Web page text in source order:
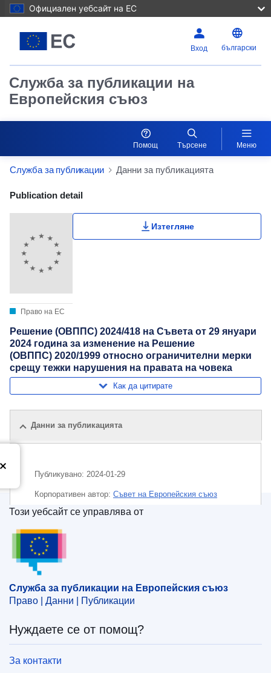
Официален уебсайт на ЕС
Вход български
Служба за публикации на
Европейския съюз
Помощ Търсене Меню
Служба за публикации Данни за публикацията
Publication Detail Actions Portlet
Publication detail
Право на ЕС
Изтегляне
Решение (ОВППС) 2024/418 на Съвета от 29 януари
2024 година за изменение на Решение
(ОВППС) 2020/1999 относно ограничителни мерки
срещу тежки нарушения на правата на човека
Как да цитирате
Данни за публикацията
Публикувано: 2024-01-29
Корпоративен aвтор: Съвет на Европейския съюз
,рестриктивна мярка, наложена от ЕС
лице
CELEX : 32024D0418
ELI :dec/2024/418/oj
IMMC : ST 17044 2023 INIT
pdfa2a
Служба за публикации на Европейския съюз
Този уебсайт се управлява от
Служба за публикации на Европейския съюз
Право | Данни | Публикации
Нуждаете се от помощ?
За контакти